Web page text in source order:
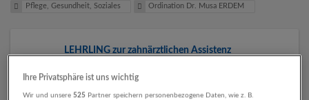
Pflege, Gesundheit, Soziales Ordination Dr. Musa ERDEM
LEHRLING zur zahnärztlichen Assistenz
Salzburg
Ihre Privatsphäre ist uns wichtig
Wir und unsere525 Partner speichern personenbezogene Daten, wie z. B.